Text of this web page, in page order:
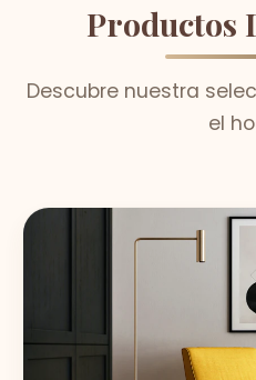
Productos
Descubre nuestra
el